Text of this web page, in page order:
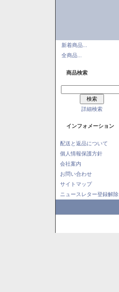
新着商品...
全商品...
商品検索
詳細検索
インフォメーション
配送と返品について
個人情報保護方針
会社案内
お問い合わせ
サイトマップ
ニュースレター登録解除